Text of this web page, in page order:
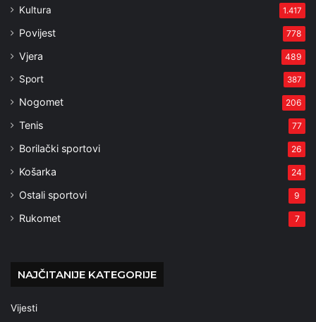
Kultura 1.417
Povijest 778
Vjera 489
Sport 387
Nogomet 206
Tenis 77
Borilački sportovi 26
Košarka 24
Ostali sportovi 9
Rukomet 7
NAJČITANIJE KATEGORIJE
Vijesti